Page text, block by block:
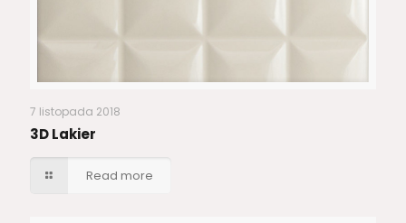
7 listopada 2018
3D Lakier
Read more